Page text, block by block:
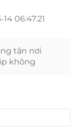
06:47:21
tận nơi
không